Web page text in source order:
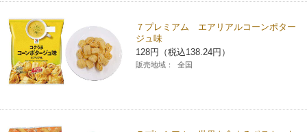
７プレミアム エアリアルコーンポター
ジュ味
128円（税込138.24円）
販売地域： 全国